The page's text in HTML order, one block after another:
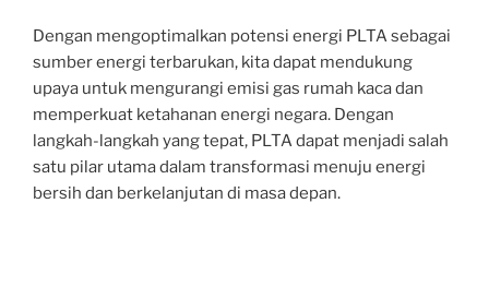
Dengan mengoptimalkan potensi energi PLTA sebagai
sumber energi terbarukan, kita dapat mendukung
upaya untuk mengurangi emisi gas rumah kaca dan
memperkuat ketahanan energi negara. Dengan
langkah-langkah yang tepat, PLTA dapat menjadi salah
satu pilar utama dalam transformasi menuju energi
bersih dan berkelanjutan di masa depan.